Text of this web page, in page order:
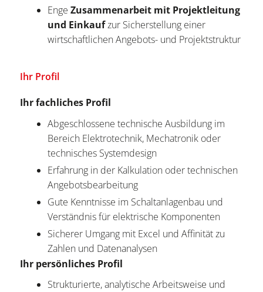
Enge Zusammenarbeit mit Projektleitung
und Einkaufzur Sicherstellung einer
wirtschaftlichen Angebots- und Projektstruktur
Ihr Profil
Ihr fachliches Profil
Abgeschlossene technische Ausbildung im
Bereich Elektrotechnik, Mechatronik oder
technisches Systemdesign
Erfahrung in der Kalkulation oder technischen
Angebotsbearbeitung
Gute Kenntnisse im Schaltanlagenbau und
Verständnis für elektrische Komponenten
Sicherer Umgang mit Excel und Affinität zu
Zahlen und Datenanalysen
Ihr persönliches Profil
Strukturierte, analytische Arbeitsweise und